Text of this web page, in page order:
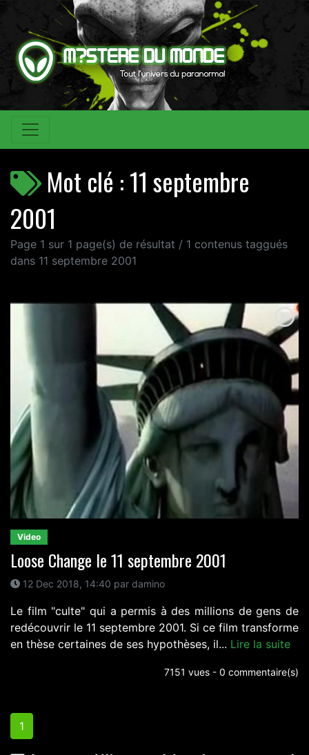
Mot clé : 11 septembre
2001
Page 1 sur 1 page(s) de résultat / 1 contenus taggués
dans 11 septembre 2001
Video
Loose Change le 11 septembre 2001
12 Dec 2018, 14:40 par damino
Le film "culte" qui a permis à des millions de gens de
redécouvrir le 11 septembre 2001. Si ce film transforme
en thèse certaines de ses hypothèses, il... Lire la suite
7151 vues - 0 commentaire(s)
1